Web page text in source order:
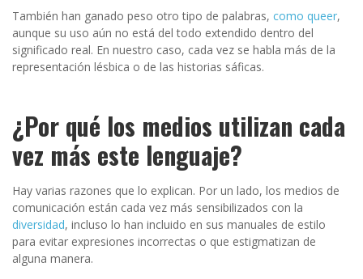
También han ganado peso otro tipo de palabras, como queer,
aunque su uso aún no está del todo extendido dentro del
significado real. En nuestro caso, cada vez se habla más de la
representación lésbica o de las historias sáficas.
¿Por qué los medios utilizan cada
vez más este lenguaje?
Hay varias razones que lo explican. Por un lado, los medios de
comunicación están cada vez más sensibilizados con la
diversidad, incluso lo han incluido en sus manuales de estilo
para evitar expresiones incorrectas o que estigmatizan de
alguna manera.